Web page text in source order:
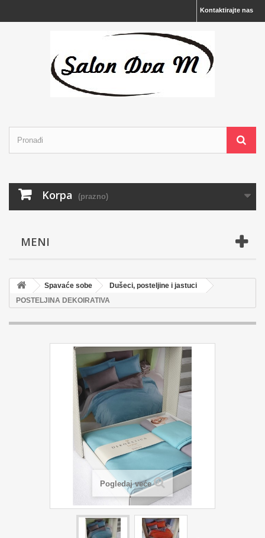
Kontaktirajte nas
Korpa (prazno)
MENI
Spavaće sobe
Dušeci, posteljine i jastuci
POSTELJINA DEKOIRATIVA
Pogledaj veće